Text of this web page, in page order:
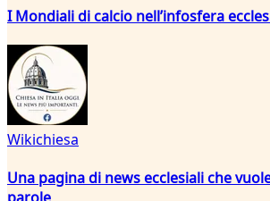
I Mondiali di calcio nell’infosfera
Wikichiesa
Una pagina di news ecclesiali che